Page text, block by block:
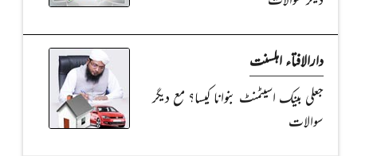
دارالافتاء اہلسنت
جعلی بینک اسیٹمنٹ بنوانا کیسا؟ مع دیگر
سوالات